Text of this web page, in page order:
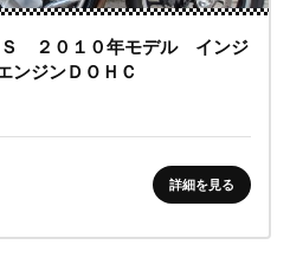
Ｓ ２０１０年モデル インジ
ンジンＤＯＨＣ
詳細を見る